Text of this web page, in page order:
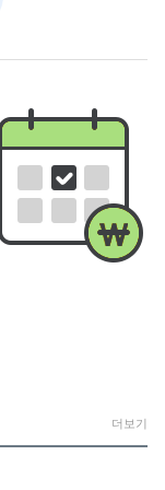
더보기